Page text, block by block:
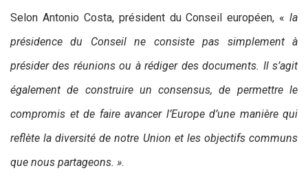
Selon Antonio Costa, président du Conseil européen, « la
présidence du Conseil ne consiste pas simplement à
présider des réunions ou à rédiger des documents. Il s’agit
également de construire un consensus, de permettre le
compromis et de faire avancer l’Europe d’une manière qui
reflète la diversité de notre Union et les objectifs communs
que nous partageons. ».